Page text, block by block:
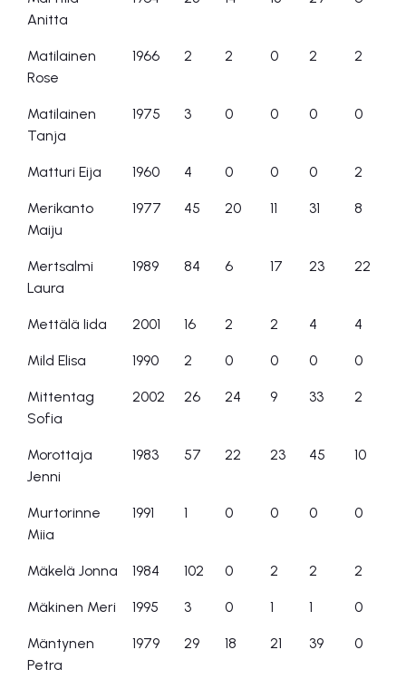
Anitta
Matilainen
Rose
1966 2 2 0 2 2
Matilainen
Tanja
1975 3 0 0 0 0
Matturi Eija 1960 4 0 0 0 2
Merikanto
Maiju
1977 45 20 11 31 8
Mertsalmi
Laura
1989 84 6 17 23 22
Mettälä Iida 2001 16 2 2 4 4
Mild Elisa 1990 2 0 0 0 0
Mittentag
Sofia
2002 26 24 9 33 2
Morottaja
Jenni
1983 57 22 23 45 10
Murtorinne
Miia
1991 1 0 0 0 0
Mäkelä Jonna 1984 102 0 2 2 2
Mäkinen Meri 1995 3 0 1 1 0
Mäntynen
Petra
1979 29 18 21 39 0